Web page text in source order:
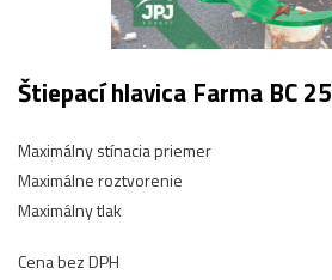
Štiepací hlavica Farma BC 25
Maximálny stínacia priemer
Maximálne roztvorenie
Maximálny tlak
Cena bez DPH